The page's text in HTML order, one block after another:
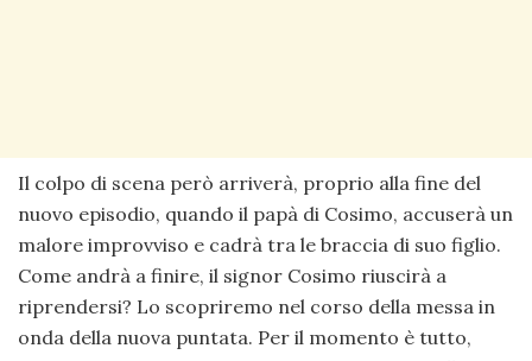
Il colpo di scena però arriverà, proprio alla fine del
nuovo episodio, quando il papà di Cosimo, accuserà un
malore improvviso e cadrà tra le braccia di suo figlio.
Come andrà a finire, il signor Cosimo riuscirà a
riprendersi? Lo scopriremo nel corso della messa in
onda della nuova puntata. Per il momento è tutto,